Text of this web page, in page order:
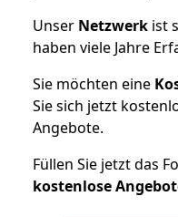
Unser Netzwerk ist
haben viele Jahre
Sie möchten eine
Sie sich jetzt
Angebote.
Füllen Sie jetzt das
kostenlose